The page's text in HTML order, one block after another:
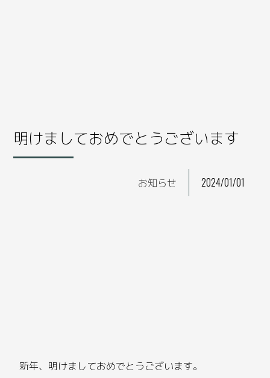
明けましておめでとうございます
お知らせ 2024/01/01
新年、明けましておめでとうございます。